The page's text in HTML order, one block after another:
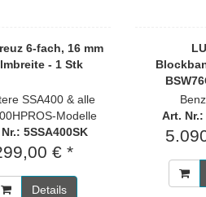
6-fach, 16 mm
- 1 Stk
SSA400 & alle
Modelle
5SSA400SK
€ *
Details
Art. Nr.: